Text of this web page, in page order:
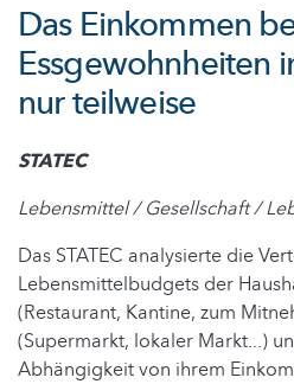
Das Einkommen
Essgewohnheiten
nur teilweise
STATEC
Lebensmittel / Gesellschaft /
Das STATEC analysierte die
Lebensmittelbudgets der
(Restaurant, Kantine, zum
(Supermarkt, lokaler Markt...)
Abhängigkeit von ihrem